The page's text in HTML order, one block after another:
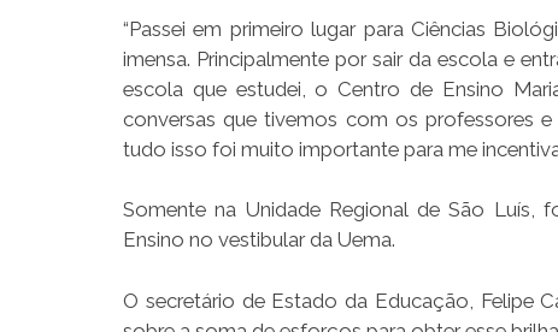
“Passei em primeiro lugar para Ciências
imensa. Principalmente por sair da escola e
escola que estudei, o Centro de Ensino
conversas que tivemos com os professores
tudo isso foi muito importante para me
Somente na Unidade Regional de São Luís,
Ensino no vestibular da Uema.
O secretário de Estado da Educação, Felipe